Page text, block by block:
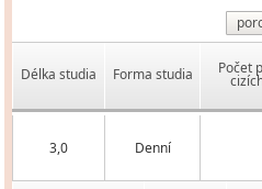
Délka studia Forma studia Počet
3,0 Denní